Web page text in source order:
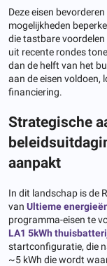
Deze eisen
mogelijkheden
die tastbare
uit recente rondes
dan de helft van het
aan de eisen voldoen,
financiering.
Strategische
aanpakt
In dit landschap is de
van Ultieme
programma-eisen te
LA1 5kWh
startconfiguratie, die
~5 kWh die wordt